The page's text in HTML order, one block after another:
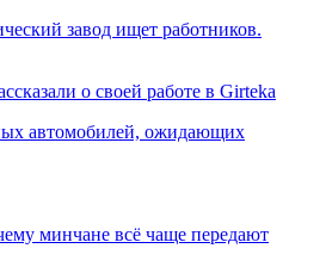
завод ищет работников.
о своей работе в Girteka
автомобилей, ожидающих
минчане всё чаще передают